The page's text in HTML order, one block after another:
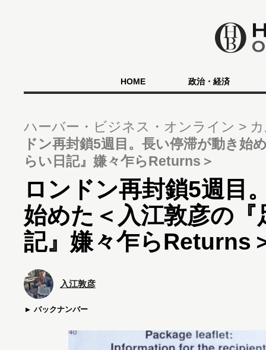
HOME 政治・経済
ハーバー・ビジネス・オンライン
ドン再封鎖5週目。長い停滞が動き始
らい日記』嫌々乍らReturns＞
ロンドン再封鎖5週目
始めた＜入江敦彦の
記』嫌々乍らReturns
入江敦彦
バックナンバー